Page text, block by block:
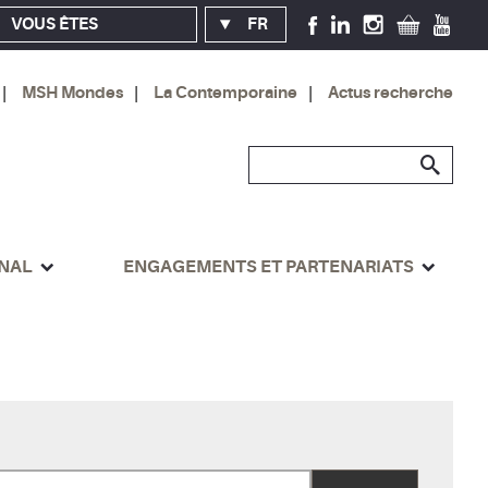
VOUS ÊTES FR
MSH Mondes La Contemporaine Actus recherche
ENGAGEMENTS ET PARTENARIATS